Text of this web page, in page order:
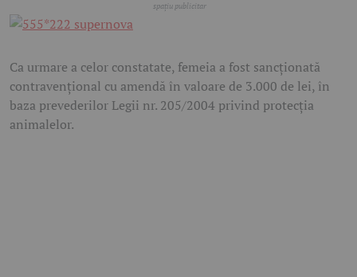
Ca urmare a celor constatate, femeia a fost sancționată
contravențional cu amendă în valoare de 3.000 de lei, în
baza prevederilor Legii nr. 205/2004 privind protecția
animalelor.